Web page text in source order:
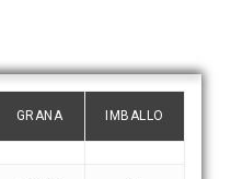
GRANA IMBALLO